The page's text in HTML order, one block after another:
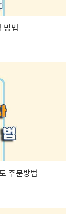
방법
주문방법